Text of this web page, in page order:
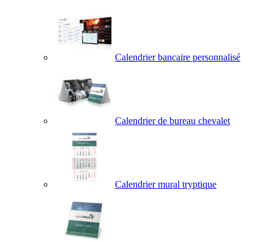
Calendrier bancaire personnalisé
Calendrier de bureau chevalet
Calendrier mural tryptique